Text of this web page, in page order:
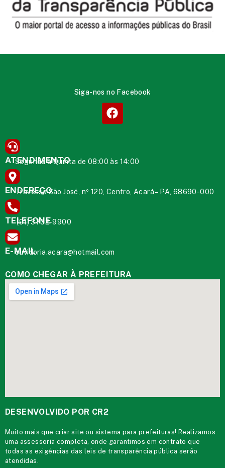
Siga-nos no Facebook
ATENDIMENTO
Segunda à Quinta de 08:00 às 14:00
ENDEREÇO
Travessa São José, nº 120, Centro, Acará – PA, 68690-000
TELEFONE
(91) 3732-9900
E-MAIL
ouvidoria.acara@hotmail.com
COMO CHEGAR À PREFEITURA
DESENVOLVIDO POR CR2
Muito mais quecriar site ou sistema para prefeituras! Realizamos
uma assessoria completa, onde garantimos em contrato que
todas as exigências das leis de transparência pública serão
atendidas.